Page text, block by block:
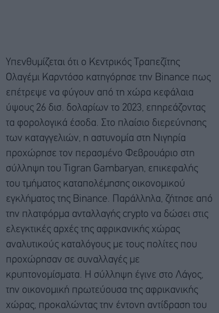
Υπενθυμίζεται ότι ο Κεντρικός Τραπεζίτης
Ολαγέμι Καρντόσο κατηγόρησε την Binance πως
επέτρεψε να φύγουν από τη χώρα κεφάλαια
ύψους 26 δισ. δολαρίων το 2023, επηρεάζοντας
τα φορολογικά έσοδα. Στο πλαίσιο διερεύνησης
των καταγγελιών, η αστυνομία στη Νιγηρία
προχώρησε τον περασμένο Φεβρουάριο στη
σύλληψη του Tigran Gambaryan, επικεφαλής
του τμήματος καταπολέμησης οικονομικού
εγκλήματος της Binance. Παράλληλα, ζήτησε από
την πλατφόρμα ανταλλαγής crypto να δώσει στις
ελεγκτικές αρχές της αφρικανικής χώρας
αναλυτικούς καταλόγους με τους πολίτες που
προχώρησαν σε συναλλαγές με
κρυπτονομίσματα. Η σύλληψη έγινε στο Λάγος,
την οικονομική πρωτεύουσα της αφρικανικής
χώρας, προκαλώντας την έντονη αντίδραση του